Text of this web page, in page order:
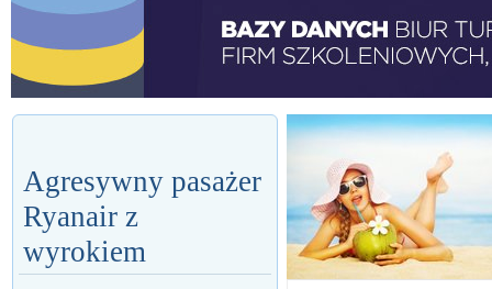
Agresywny pasażer
Ryanair z
wyrokiem